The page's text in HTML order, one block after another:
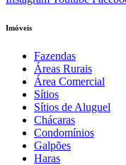
Imóveis
Fazendas
Áreas Rurais
Área Comercial
Sítios
Sítios de Aluguel
Chácaras
Condomínios
Galpões
Haras